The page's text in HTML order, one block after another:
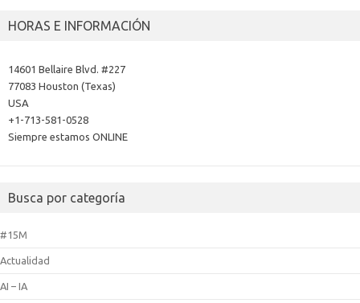
HORAS E INFORMACIÓN
14601 Bellaire Blvd. #227
77083 Houston (Texas)
USA
+1-713-581-0528
Siempre estamos ONLINE
Busca por categoría
#15M
Actualidad
AI – IA